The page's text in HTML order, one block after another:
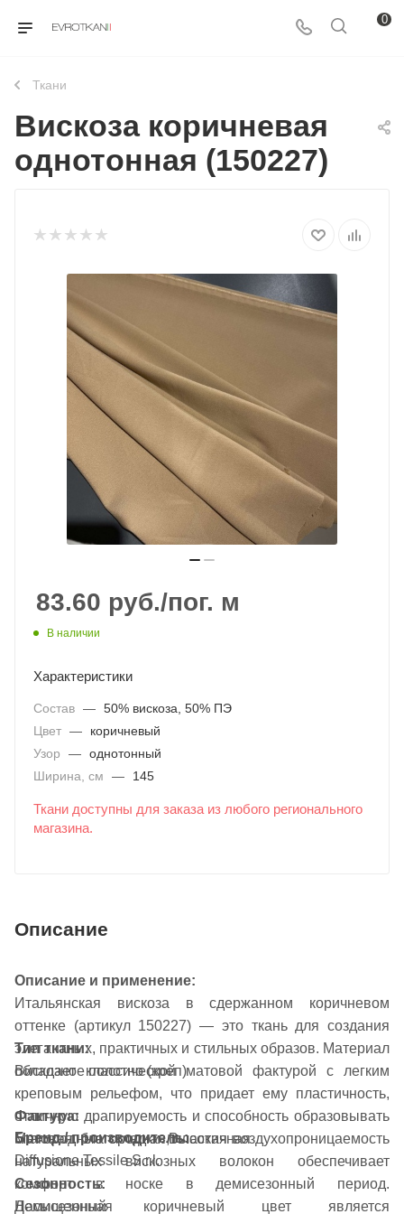
0
Ткани
Вискоза коричневая
однотонная (150227)
83.60 руб./пог. м
В наличии
Характеристики
Состав — 50% вискоза, 50% ПЭ
Цвет —
коричневый
Узор
— однотонный
Ширина, см
— 145
Ткани доступны для заказа из любого регионального
магазина.
Описание
Описание и применение:
Итальянская вискоза в сдержанном коричневом
оттенке (артикул 150227) — это ткань для создания
элегантных, практичных и стильных образов. Материал
обладает классической матовой фактурой с легким
креповым рельефом, что придает ему пластичность,
отличную драпируемость и способность образовывать
благородные складки. Высокая воздухопроницаемость
натуральных вискозных волокон обеспечивает
комфорт в носке в демисезонный период.
Насыщенный коричневый цвет является
Тип ткани:
Вискозное полотно (креп)
Фактура:
Матовая, благородная, пластичная
Сезонность:
Демисезонная
Бренд / производитель:
Diffusione Tessile S.r.l.